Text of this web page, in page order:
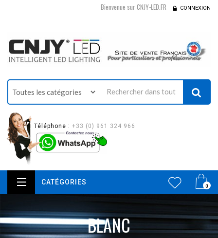
Bienvenue sur CNJY-LED.FR CONNEXION
Téléphone : +33 (0) 961 324 966
0
CATÉGORIES
BLANC